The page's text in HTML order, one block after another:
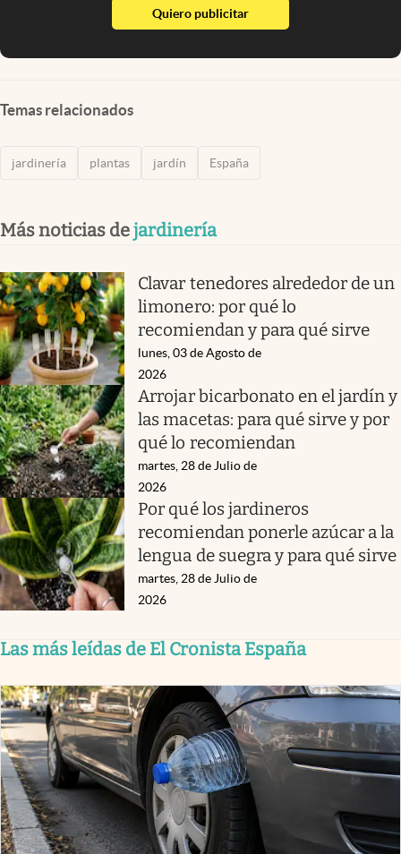
Quiero publicitarabre en nueva pestaña
Temas relacionados
jardinería plantas jardín España
Más noticias dejardinería
Clavar tenedores alrededor de un
limonero: por qué lo
recomiendan y para qué sirve
lunes, 03 de Agosto de
2026
Arrojar bicarbonato en el jardín y
las macetas: para qué sirve y por
qué lo recomiendan
martes, 28 de Julio de
2026
Por qué los jardineros
recomiendan ponerle azúcar a la
lengua de suegra y para qué sirve
martes, 28 de Julio de
2026
Las más leídas de El Cronista España